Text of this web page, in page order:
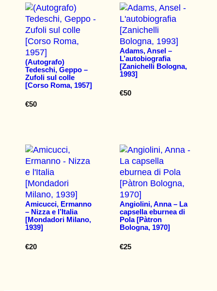
(Autografo)
Tedeschi, Geppo –
Zufoli sul colle
[Corso Roma, 1957]
€50
Adams, Ansel –
L’autobiografia
[Zanichelli Bologna,
1993]
€50
Amicucci, Ermanno
– Nizza e l’Italia
[Mondadori Milano,
1939]
€20
Angiolini, Anna – La
capsella eburnea di
Pola [Pàtron
Bologna, 1970]
€25